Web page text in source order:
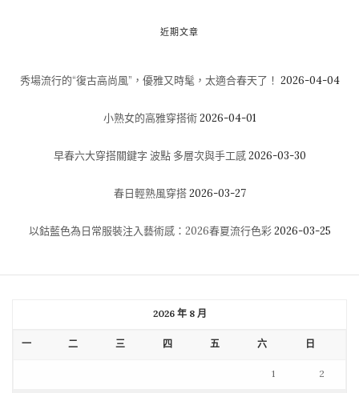
近期文章
秀場流行的“復古高尚風”，優雅又時髦，太適合春天了！ 2026-04-04
小熟女的高雅穿搭術 2026-04-01
早春六大穿搭關鍵字 波點 多層次與手工感 2026-03-30
春日輕熟風穿搭 2026-03-27
以鈷藍色為日常服裝注入藝術感：2026春夏流行色彩 2026-03-25
2026 年 8 月
一 二 三 四 五 六 日
1 2